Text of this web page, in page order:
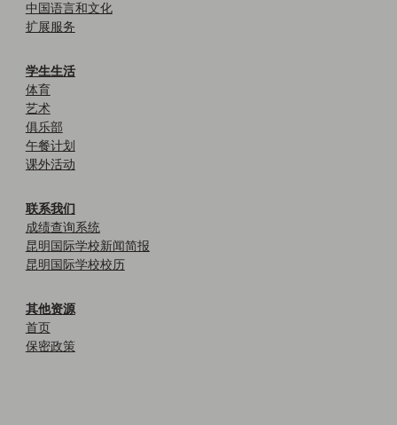
中国语言和文化
扩展服务
学生生活
体育
艺术
俱乐部
午餐计划
课外活动
联系我们
成绩查询系统
昆明国际学校新闻简报
昆明国际学校校历
其他资源
首页
保密政策